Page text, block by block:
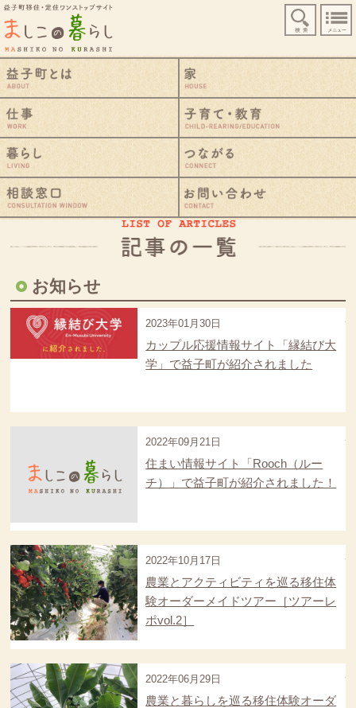
益子町移住・定住ワンストップサイト 検索
益子町とは
仕事
暮らし
相談窓口
お知らせ
2023年01月30日
カップル応援情報サイト「縁結び大
学」で益子町が紹介されました
2022年09月21日
住まい情報サイト「Rooch（ルー
チ）」で益子町が紹介されました！
2022年10月17日
農業とアクティビティを巡る移住体
験オーダーメイドツアー［ツアーレ
ポvol.2］
2022年06月29日
農業と暮らしを巡る移住体験オーダ